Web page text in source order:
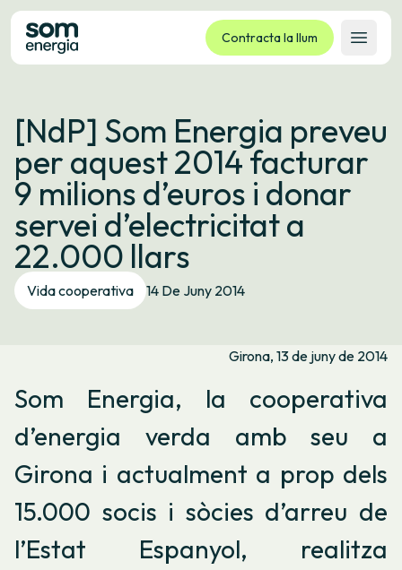
Contracta la llum
Obrir
Tarifes
Serveis
Empreses
La cooperativa
Contacte
Tràmits
Oficina virtual
[NdP] Som Energia preveu
per aquest 2014 facturar
9 milions d’euros i donar
servei d’electricitat a
22.000 llars
Vida cooperativa 14 De Juny 2014
Girona, 13 de juny de 2014
Som Energia, la cooperativa
d’energia verda amb seu a
Girona i actualment a prop dels
15.000 socis i sòcies d’arreu de
l’Estat Espanyol, realitza